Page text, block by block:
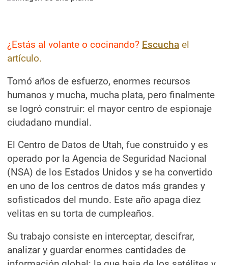
¿Estás al volante o cocinando? Escucha el
artículo.
Tomó años de esfuerzo, enormes recursos
humanos y mucha, mucha plata, pero finalmente
se logró construir: el mayor centro de espionaje
ciudadano mundial.
El Centro de Datos de Utah, fue construido y es
operado por la Agencia de Seguridad Nacional
(NSA) de los Estados Unidos y se ha convertido
en uno de los centros de datos más grandes y
sofisticados del mundo. Este año apaga diez
velitas en su torta de cumpleaños.
Su trabajo consiste en interceptar, descifrar,
analizar y guardar enormes cantidades de